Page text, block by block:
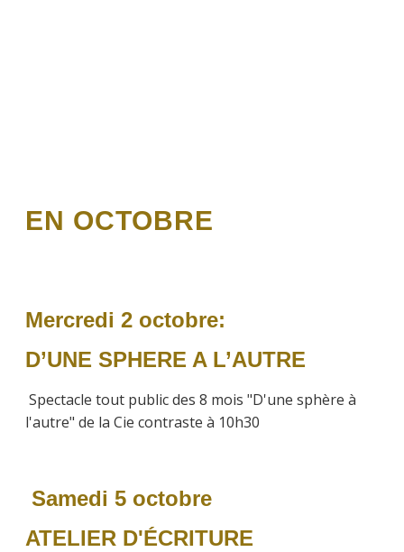
EN OCTOBRE
Mercredi 2 octobre:
D’UNE SPHERE A L’AUTRE
Spectacle tout public des 8 mois "D'une sphère à
l'autre" de la Cie contraste à 10h30
Samedi 5 octobre
ATELIER D'ÉCRITURE